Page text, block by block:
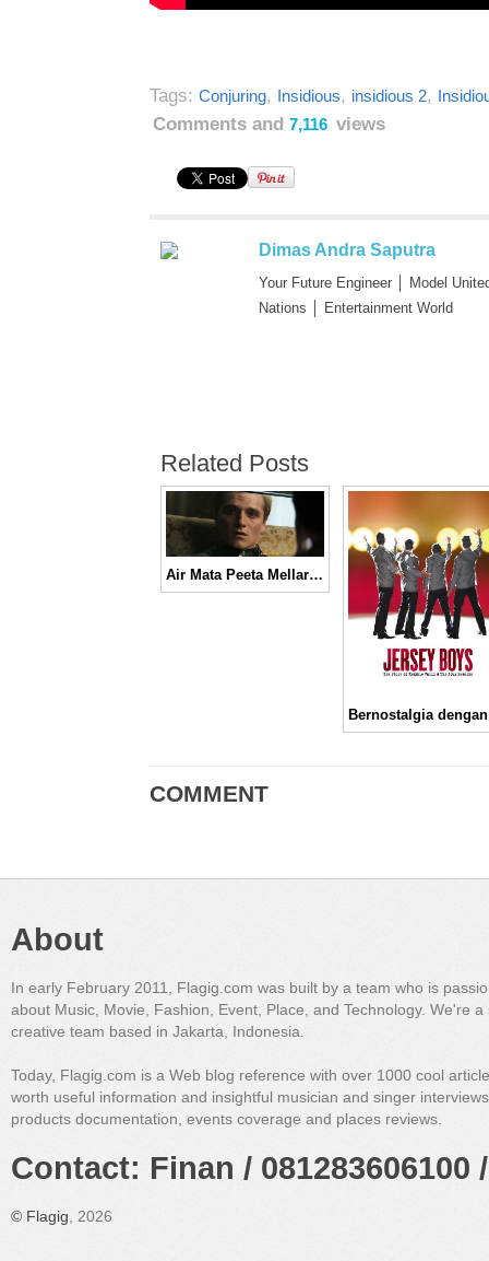
Tags: Conjuring, Insidious, insidious 2,
Comments and 7,116 views
Dimas Andra Saputra
Your Future Engineer │ Model
Nations │ Entertainment World
Related Posts
Air Mata Peeta Mellark Di Trailer Terbaru “The Hunger Games: Mockingjay Part 1”│ Movie Trailer
COMMENT
About
In early February 2011, Flagig.com was built by a team who is
about Music, Movie, Fashion, Event, Place, and Technology. We're a
creative team based in Jakarta, Indonesia.
Today, Flagig.com is a Web blog reference with over 1000 cool
worth useful information and insightful musician and singer
products documentation, events coverage and places reviews.
Contact: Finan /
© Flagig , 2026